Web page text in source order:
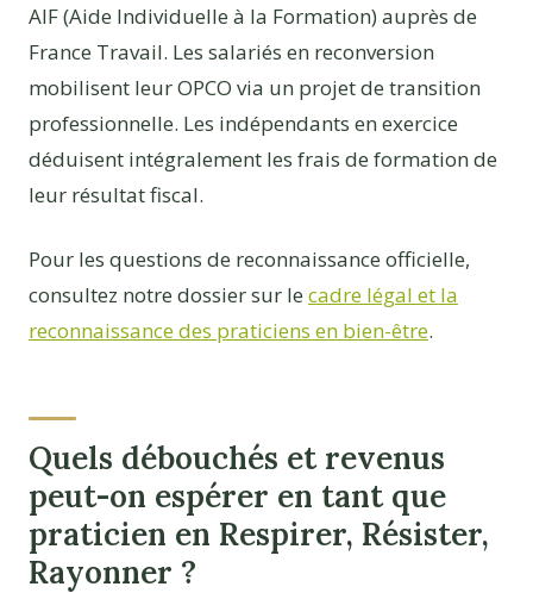
AIF (Aide Individuelle à la Formation) auprès de
France Travail. Les salariés en reconversion
mobilisent leur OPCO via un projet de transition
professionnelle. Les indépendants en exercice
déduisent intégralement les frais de formation de
leur résultat fiscal.
Pour les questions de reconnaissance officielle,
consultez notre dossier sur le cadre légal et la
reconnaissance des praticiens en bien-être.
Quels débouchés et revenus
peut-on espérer en tant que
praticien en Respirer, Résister,
Rayonner ?